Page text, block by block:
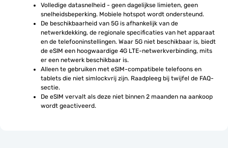
Volledige datasnelheid - geen dagelijkse limieten, geen
snelheidsbeperking. Mobiele hotspot wordt ondersteund.
De beschikbaarheid van 5G is afhankelijk van de
netwerkdekking, de regionale specificaties van het apparaat
en de telefooninstellingen. Waar 5G niet beschikbaar is, biedt
de eSIM een hoogwaardige 4G LTE-netwerkverbinding, mits
er een netwerk beschikbaar is.
Alleen te gebruiken met eSIM-compatibele telefoons en
tablets die niet simlockvrij zijn. Raadpleeg bij twijfel de FAQ-
sectie.
De eSIM vervalt als deze niet binnen 2 maanden na aankoop
wordt geactiveerd.